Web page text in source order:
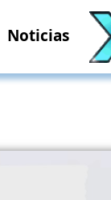
Noticias